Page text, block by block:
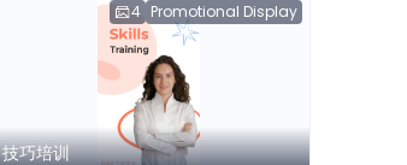
4 Promotional Display
技巧培训